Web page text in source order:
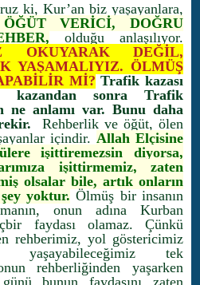
ki, Kur’an biz yaşayanlara,
VERİCİ, DOĞRU
olduğu anlaşılıyor.
OKUYARAK DEĞİL,
YAŞAMALIYIZ. ÖLMÜŞ
Mİ? Trafik kazası
kazandan sonra Trafik
ne anlamı var. Bunu daha
Rehberlik ve öğüt, ölen
içindir. Allah Elçisine
işittiremezsin diyorsa,
işittirmemiz, zaten
olsalar bile, artık onların
yoktur. Ölmüş bir insanın
onun adına Kurban
faydası olamaz. Çünkü
rehberimiz, yol göstericimiz
yaşayabileceğimiz tek
rehberliğinden yaşarken
bunun faydasını zaten